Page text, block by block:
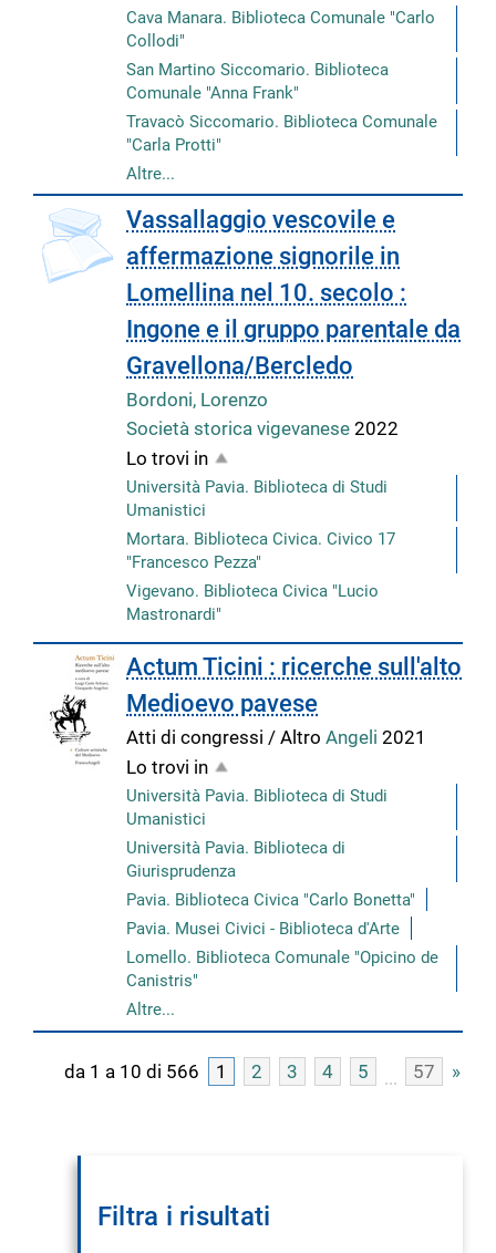
Cava Manara. Biblioteca Comunale "Carlo
Collodi"
San Martino Siccomario. Biblioteca
Comunale "Anna Frank"
Travacò Siccomario. Biblioteca Comunale
"Carla Protti"
Altre...
copertina
Vassallaggio vescovile e
affermazione signorile in
Lomellina nel 10. secolo :
Ingone e il gruppo parentale da
Gravellona/Bercledo
Bordoni, Lorenzo
Società storica vigevanese2022
Lo trovi in
Università Pavia. Biblioteca di Studi
Umanistici
Mortara. Biblioteca Civica. Civico 17
"Francesco Pezza"
Vigevano. Biblioteca Civica "Lucio
Mastronardi"
Actum Ticini : ricerche sull'alto
Medioevo pavese
Atti di congressi / AltroAngeli2021
Lo trovi in
Università Pavia. Biblioteca di Studi
Umanistici
Università Pavia. Biblioteca di
Giurisprudenza
Pavia. Biblioteca Civica "Carlo Bonetta"
Pavia. Musei Civici - Biblioteca d'Arte
Lomello. Biblioteca Comunale "Opicino de
Canistris"
Altre...
da 1 a 10 di 566 1 2 3 4 5 57 »
Filtra i risultati